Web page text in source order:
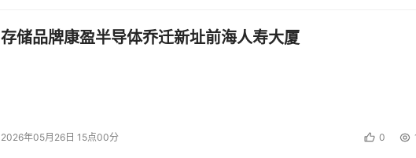
存储品牌康盈半导体乔迁新址前海人寿大厦
2026年05月26日 15点00分 0